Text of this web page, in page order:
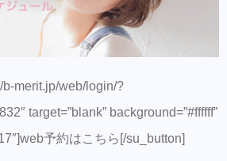
b-merit.jp/web/login/?
target=”blank” background=”#ffffff”
予約はこちら[/su_button]